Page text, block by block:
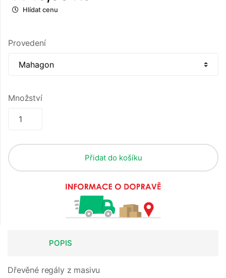
Hlídat cenu
Provedení
Množství
Přidat do košíku
POPIS
Dřevěné regály z masivu